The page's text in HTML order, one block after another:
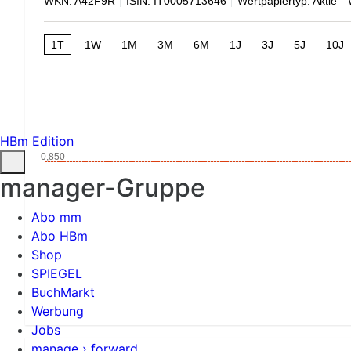
1T 1W 1M 3M 6M 1J 3J 5J 10J
0,850
HBm Edition
manager-Gruppe
Abo mm
Abo HBm
Shop
SPIEGEL
BuchMarkt
Werbung
Jobs